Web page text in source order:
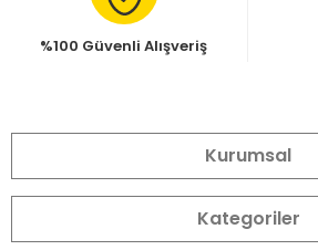
%100 Güvenli Alışveriş
Kurumsal
Kategoriler